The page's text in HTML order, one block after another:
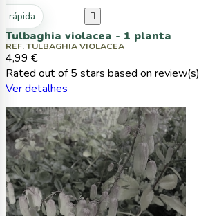
rápida 
Tulbaghia violacea - 1 planta
REF. TULBAGHIA VIOLACEA
4,99 €
Rated out of 5 stars based on review(s)
Ver detalhes